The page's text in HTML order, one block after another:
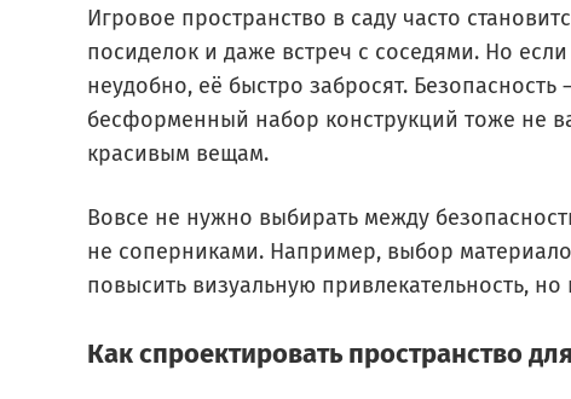
Игровое пространство в саду часто
посиделок и даже встреч с соседями. Но
неудобно, её быстро забросят.
бесформенный набор конструкций тоже не
красивым вещам.
Вовсе не нужно выбирать между
не соперниками. Например, выбор
повысить визуальную привлекательность,
Как спроектировать пространство